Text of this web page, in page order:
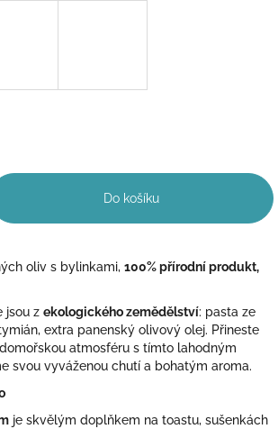
Do košíku
oliv s bylinkami, 100% přírodní produkt,
jsou z ekologického zemědělství: pasta ze
extra panenský olivový olej. Přineste
atmosféru s tímto lahodným
svou vyváženou chutí a bohatým aroma.
je skvělým doplňkem na toastu, sušenkách